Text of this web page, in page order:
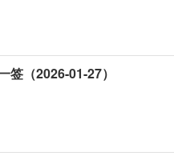
签（2026-01-27）